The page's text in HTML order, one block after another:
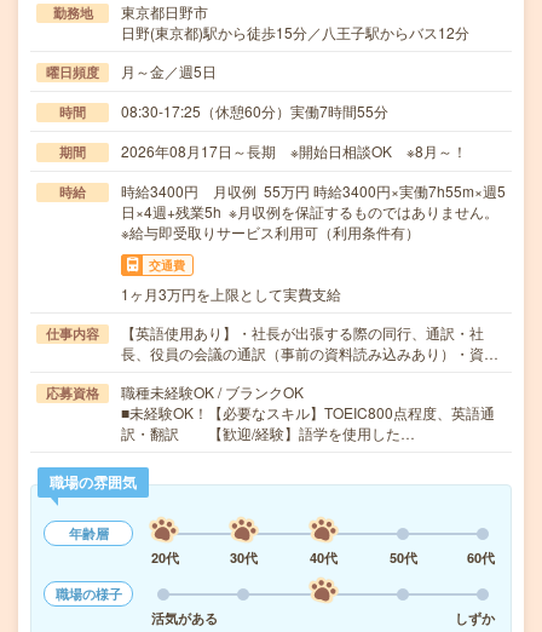
勤務地
東京都日野市
日野(東京都)駅から徒歩15分／八王子駅からバス12分
曜日頻度 月～金／週5日
時間 08:30-17:25（休憩60分）実働7時間55分
期間 2026年08月17日～長期 ※開始日相談OK ※8月～！
時給
時給3400円 月収例 55万円 時給3400円×実働7h55m×週5
日×4週+残業5h ※月収例を保証するものではありません。
※給与即受取りサービス利用可（利用条件有）
交通費
1ヶ月3万円を上限として実費支給
仕事内容
【英語使用あり】・社長が出張する際の同行、通訳・社
長、役員の会議の通訳（事前の資料読み込みあり）・資…
応募資格
職種未経験OK / ブランクOK
■未経験OK！【必要なスキル】TOEIC800点程度、英語通
訳・翻訳 【歓迎/経験】語学を使用した…
職場の雰囲気
年齢層
20代
30代 40代 50代
60代
職場の様子
活気がある
しずか